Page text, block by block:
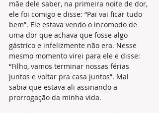
mãe dele saber, na primeira noite de dor,
ele foi comigo e disse: “Pai vai ficar tudo
bem”. Ele estava vendo o incomodo de
uma dor que achava que fosse algo
gástrico e infelizmente não era. Nesse
mesmo momento virei para ele e disse:
“Filho, vamos terminar nossas férias
juntos e voltar pra casa juntos”. Mal
sabia que estava ali assinando a
prorrogação da minha vida.